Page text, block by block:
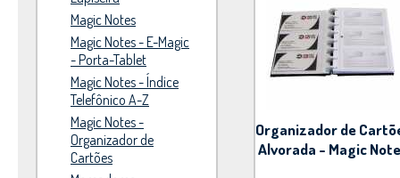
Magic Notes
Magic Notes - E-Magic
- Porta-Tablet
Magic Notes - Índice
Telefônico A-Z
Magic Notes -
Organizador de
Cartões
Organizador de
Alvorada - Magic